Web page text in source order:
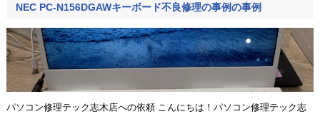
NEC PC-N156DGAWキーボード不良修理の事例の事例
パソコン修理テック志木店への依頼 こんにちは！パソコン修理テック志